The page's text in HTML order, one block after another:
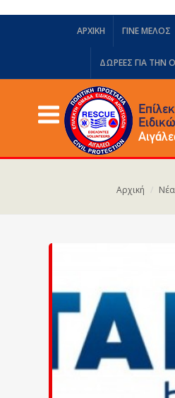
ΑΡΧΙΚΗ ΓΙΝΕ ΜΕΛΟΣ
ΔΩΡΕΈΣ ΓΙΑ ΤΗΝ
Αρχική